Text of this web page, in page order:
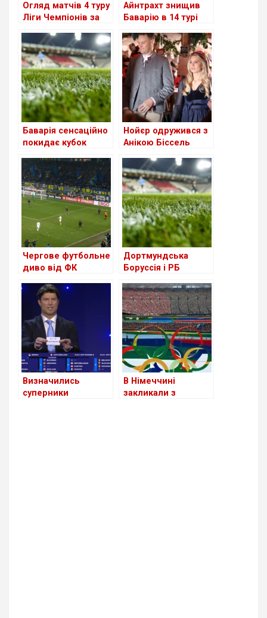
Огляд матчів 4 туру
Ліги Чемпіонів за
команд
Айнтрахт знищив
Баварію в 14 турі
Німеччини
Баварія сенсаційно
покидає кубок
Нойєр одружився з
Анікою Біссель
Чергове футбольне
диво від ФК
Німеччини (+Відео)
Дортмундська
Борусcія і РБ
офф Ліги Чемпіонів
Визначились
суперники
В Німеччині
закликали з